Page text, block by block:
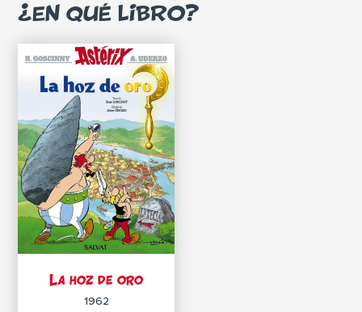
¿EN QUÉ LIBRO?
La hoz de oro
1962